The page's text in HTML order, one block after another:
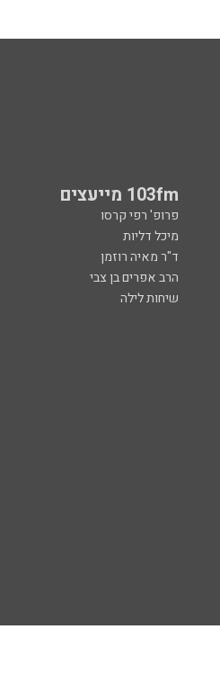
103fm מייעצים
פרופ' רפי קרסו
מיכל דליות
ד"ר מאיה רוזמן
הרב אפרים בן צבי
שיחות לילה